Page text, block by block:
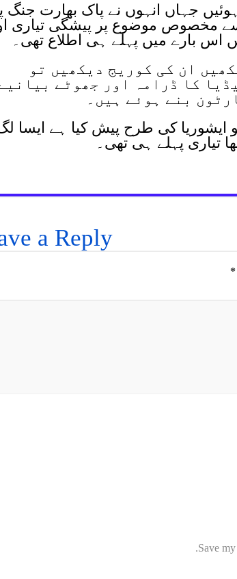
جہاں انہوں نے پاک بھارت جنگ
سے مخصوص موضوع پر پیشگی تیاری
اس بارے میں پہلے ہی اطلاع تھی۔
ان کی کوریج دیکھیں تو
کا ڈرامہ اور جھوٹے
بنے ہوئے ہیں۔
ایشوریا کی طرح پیش کیا ہے ایسا
تیاری پہلے ہی تھی۔
a Reply
*
Save